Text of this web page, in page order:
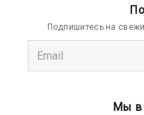
Подпишитесь на
Мы в